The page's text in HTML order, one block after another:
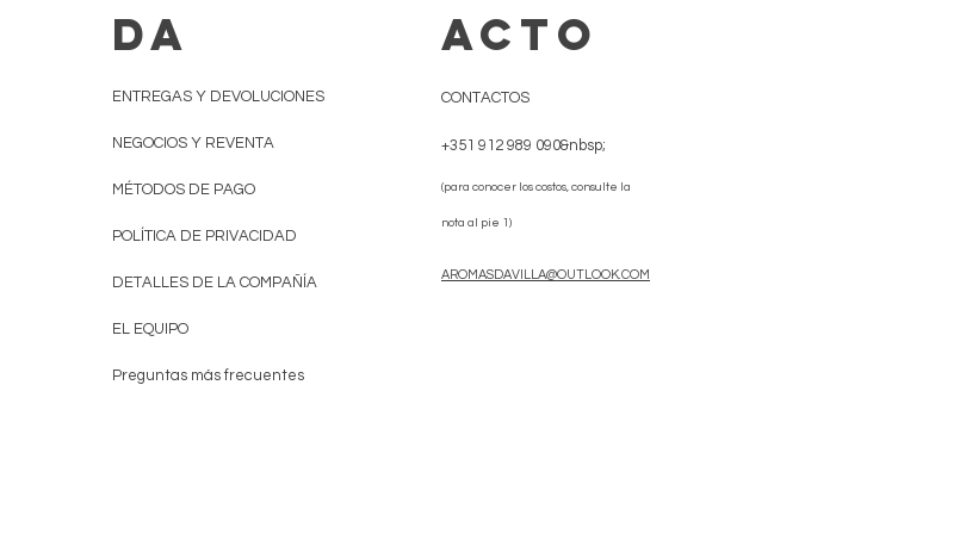
DA
ENTREGAS Y DEVOLUCIONES
NEGOCIOS Y REVENTA
MÉTODOS DE PAGO
POLÍTICA DE PRIVACIDAD
DETALLES DE LA COMPAÑÍA
EL EQUIPO
Preguntas más frecuentes
ACTO
CONTACTOS
+351 912 989 090&nbsp;
(para conocer los costos, consulte la
nota al pie 1)
AROMASDAVILLA@OUTLOOK.COM